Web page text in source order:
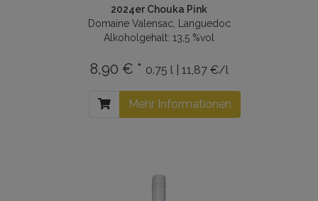
2024er Chouka Pink
Domaine Valensac, Languedoc
Alkoholgehalt: 13,5 %vol
8,90 € * 0.75 l | 11,87 €/l
Mehr Informationen